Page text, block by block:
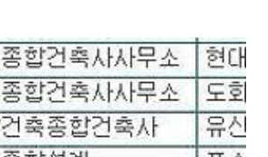
, IT 분야), 미디어잡(언론방송 분야), 샵마넷
업종에 관련된 채용공고를 전문적으로 다루
도 각 업종마다 전문취업사이트들이 존재하
을 이용하면 원하는 분야의 전문취업사이트
업사이트는 대부분 그 분야 전문가 출신들이